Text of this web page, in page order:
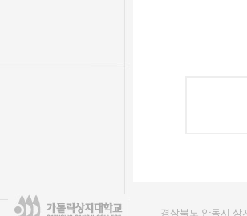
경상북도 안동시